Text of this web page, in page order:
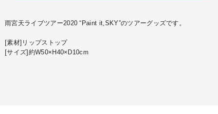
雨宮天ライブツアー2020 “Paint it,SKY”のツアーグッズです。
[素材]リップストップ
[サイズ]約W50×H40×D10cm